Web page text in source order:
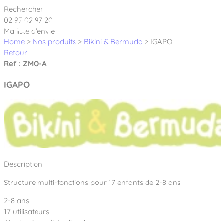
Cookies management panel
Créateur et fabricant d’aires de jeux &
Nos dernières actualités
À propos
Nos engagements
Notre partenariat avec l’association Rêves de clown
Notre concept
Aires de jeux Bikini & Bermuda®
Jeux inclusifs
Agrès fitness
Mobilier & accessoires
Rechercher
02 97 02 97 20
Ma liste d’envie
Home > Nos produits > Bikini & Bermuda > IGAPO
Retour
Ref : ZMO-A
IGAPO
Description
Structure multi-fonctions pour 17 enfants de 2-8 ans
2-8 ans
17 utilisateurs